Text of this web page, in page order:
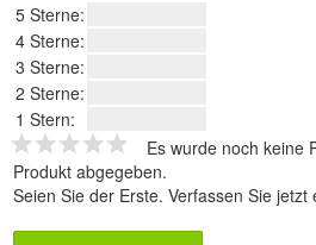
5 Sterne:
4 Sterne:
3 Sterne:
2 Sterne:
1 Stern:
Es wurde noch keine
Produkt abgegeben.
Seien Sie der Erste. Verfassen Sie jetzt